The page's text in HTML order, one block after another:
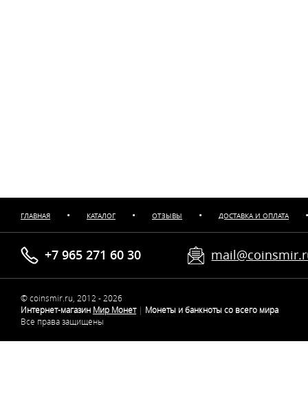
ГЛАВНАЯ • КАТАЛОГ • ОТЗЫВЫ • ДОСТАВКА И ОПЛАТА •
+7 965 271 60 30
© coinsmir.ru, 2012 - 2026
Интернет-магазин Мир Монет | Монеты и банкноты со всего мира
Все права защищены